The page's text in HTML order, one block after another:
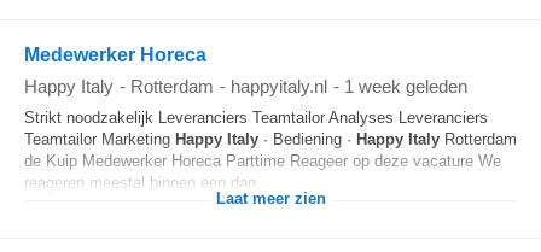
Medewerker Horeca
Happy Italy - Rotterdam - happyitaly.nl - 1 week geleden
Strikt noodzakelijk Leveranciers Teamtailor Analyses Leveranciers
Teamtailor Marketing Happy Italy · Bediening · Happy Italy Rotterdam
de Kuip Medewerker Horeca Parttime Reageer op deze vacature We
reageren meestal binnen een dag...
Laat meer zien